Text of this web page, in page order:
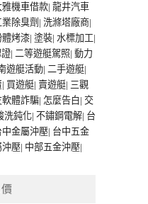
雅機車借款| 龍井汽車
除臭劑 | 洗滌塔廠商|
體烤漆| 塗裝| 水標加工|
證| 二等遊艇駕照| 動力
遊艇活動| 二手遊艇|
| 買遊艇| 賣遊艇| 三觀
軟體詐騙| 怎麼告白| 交
洗鈍化| 不鏽鋼電解| 台
中金屬沖壓| 台中五金
沖壓| 中部五金沖壓|